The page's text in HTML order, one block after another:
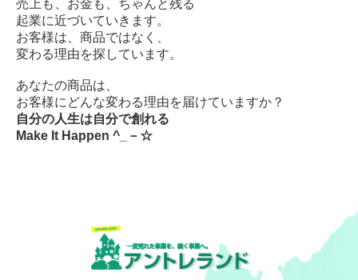
売上も、お金も、ちゃんと残る
起業に近づいていきます。
お客様は、商品ではなく、
変わる理由を探しています。
あなたの商品は、
お客様にどんな変わる理由を届けていますか？
自分の人生は自分で創れる
Make It Happen ^_－☆